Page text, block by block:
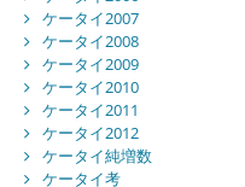
ケータイ2007
ケータイ2008
ケータイ2009
ケータイ2010
ケータイ2011
ケータイ2012
ケータイ純増数
ケータイ考